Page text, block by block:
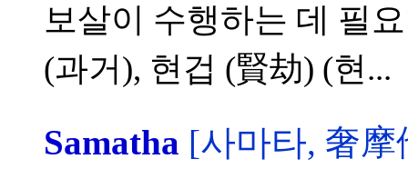
보살이 수행하는 데 필
(과거), 현겁 (賢劫) (현...
Samatha [사마타, 奢摩